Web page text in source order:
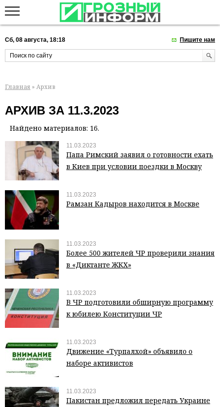
Сб, 08 августа, 18:18 Пишите нам
Главная » Архив
АРХИВ ЗА 11.3.2023
Найдено материалов: 16.
11.03.2023
Папа Римский заявил о готовности ехать
в Киев при условии поездки в Москву
11.03.2023
Рамзан Кадыров находится в Москве
11.03.2023
Более 500 жителей ЧР проверили знания
в «Диктанте ЖКХ»
11.03.2023
В ЧР подготовили обширную программу
к юбилею Конституции ЧР
11.03.2023
Движение «Турпалхой» объявило о
наборе активистов
11.03.2023
Пакистан предложил передать Украине